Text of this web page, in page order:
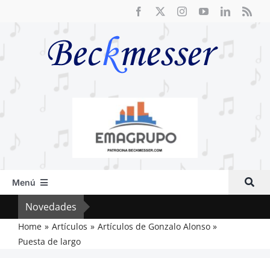
Menú
Inicio
Actual
Artículos
Novedades
Home Artículos
Artículos de Gonzalo Alonso
Puesta de largo